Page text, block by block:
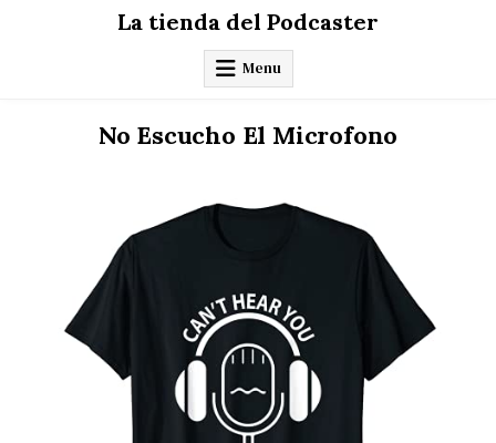
La tienda del Podcaster
Menu
No Escucho El Microfono